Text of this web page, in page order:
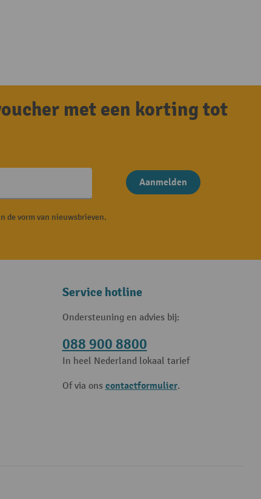
met een korting tot
Aanmelden
de vorm van nieuwsbrieven.
Service hotline
Ondersteuning en advies bij:
088 900 8800
In heel Nederland lokaal tarief
Of via ons contactformulier.